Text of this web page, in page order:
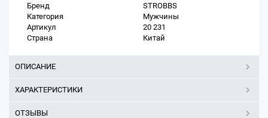
Бренд
STROBBS
Категория
Мужчины
Артикул
20 231
Страна
Китай
ОПИСАНИЕ
ХАРАКТЕРИСТИКИ
ОТЗЫВЫ